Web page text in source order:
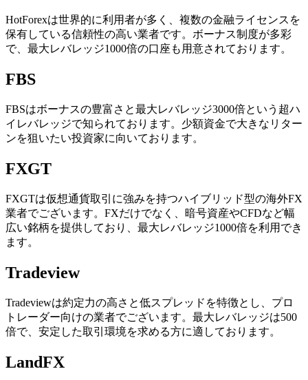
HotForexは世界的に利用者が多く、複数の金融ライセンスを
保有している信頼性の高い業者です。ボーナス制度が多彩
で、最大レバレッジ1000倍の口座も用意されております。
FBS
FBSはボーナスの豊富さと最大レバレッジ3000倍という超ハ
イレバレッジで知られております。少額資金で大きなリター
ンを狙いたい投資家に向いております。
FXGT
FXGTは仮想通貨取引に強みを持つハイブリッド型の海外FX
業者でございます。FXだけでなく、暗号資産やCFDなど幅
広い銘柄を提供しており、最大レバレッジ1000倍を利用でき
ます。
Tradeview
Tradeviewは約定力の高さと低スプレッドを特徴とし、プロ
トレーダー向けの業者でございます。最大レバレッジは500
倍で、安定した取引環境を求める方に適しております。
LandFX